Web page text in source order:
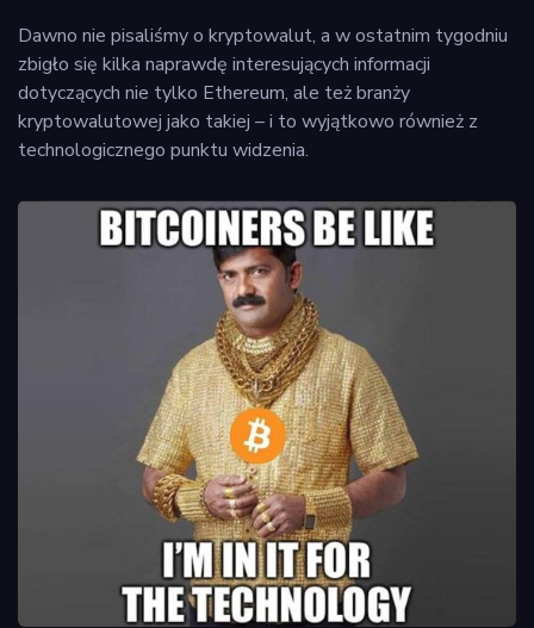
Dawno nie pisaliśmy o kryptowalut, a w ostatnim tygodniu
zbigło się kilka naprawdę interesujących informacji
dotyczących nie tylko Ethereum, ale też branży
kryptowalutowej jako takiej – i to wyjątkowo również z
technologicznego punktu widzenia.